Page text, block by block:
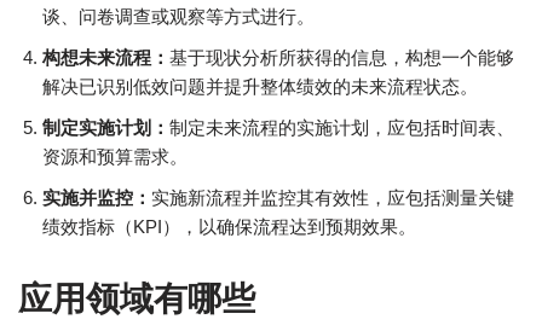
谈、问卷调查或观察等方式进行。
构想未来流程： 基于现状分析所获得的信息，构想一个能够
解决已识别低效问题并提升整体绩效的未来流程状态。
制定实施计划： 制定未来流程的实施计划，应包括时间表、
资源和预算需求。
实施并监控： 实施新流程并监控其有效性，应包括测量关键
绩效指标（KPI），以确保流程达到预期效果。
应用领域有哪些